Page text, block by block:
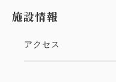
施設情報
アクセス